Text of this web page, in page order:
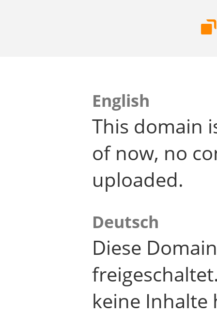
English
This domain
of now, no
uploaded.
Deutsch
Diese
keine Inhalte